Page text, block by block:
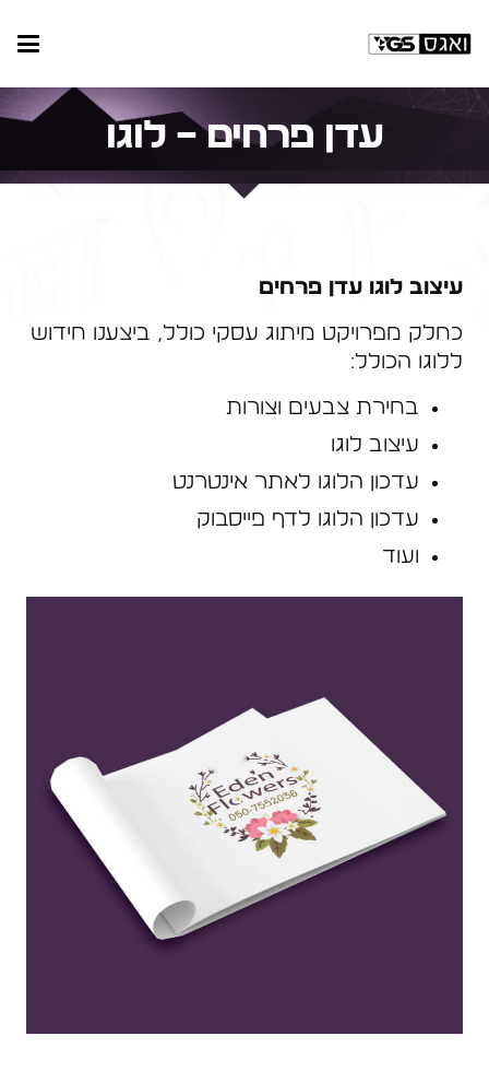
עדן פרחים – לוגו
עיצוב לוגו עדן פרחים
כחלק מפרויקט מיתוג עסקי כולל, ביצענו חידוש
ללוגו הכולל:
בחירת צבעים וצורות
עיצוב לוגו
עדכון הלוגו לאתר אינטרנט
עדכון הלוגו לדף פייסבוק
ועוד